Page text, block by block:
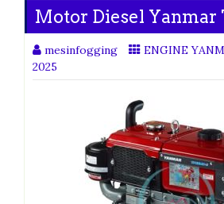
Motor Diesel Yanmar
mesinfogging ENGINE
2025